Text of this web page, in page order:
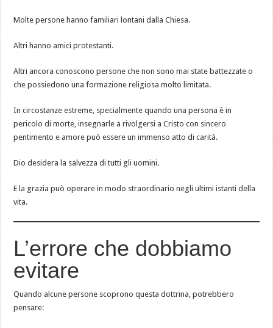
Molte persone hanno familiari lontani dalla Chiesa.
Altri hanno amici protestanti.
Altri ancora conoscono persone che non sono mai state battezzate o
che possiedono una formazione religiosa molto limitata.
In circostanze estreme, specialmente quando una persona è in
pericolo di morte, insegnarle a rivolgersi a Cristo con sincero
pentimento e amore può essere un immenso atto di carità.
Dio desidera la salvezza di tutti gli uomini.
E la grazia può operare in modo straordinario negli ultimi istanti della
vita.
L’errore che dobbiamo
evitare
Quando alcune persone scoprono questa dottrina, potrebbero
pensare: